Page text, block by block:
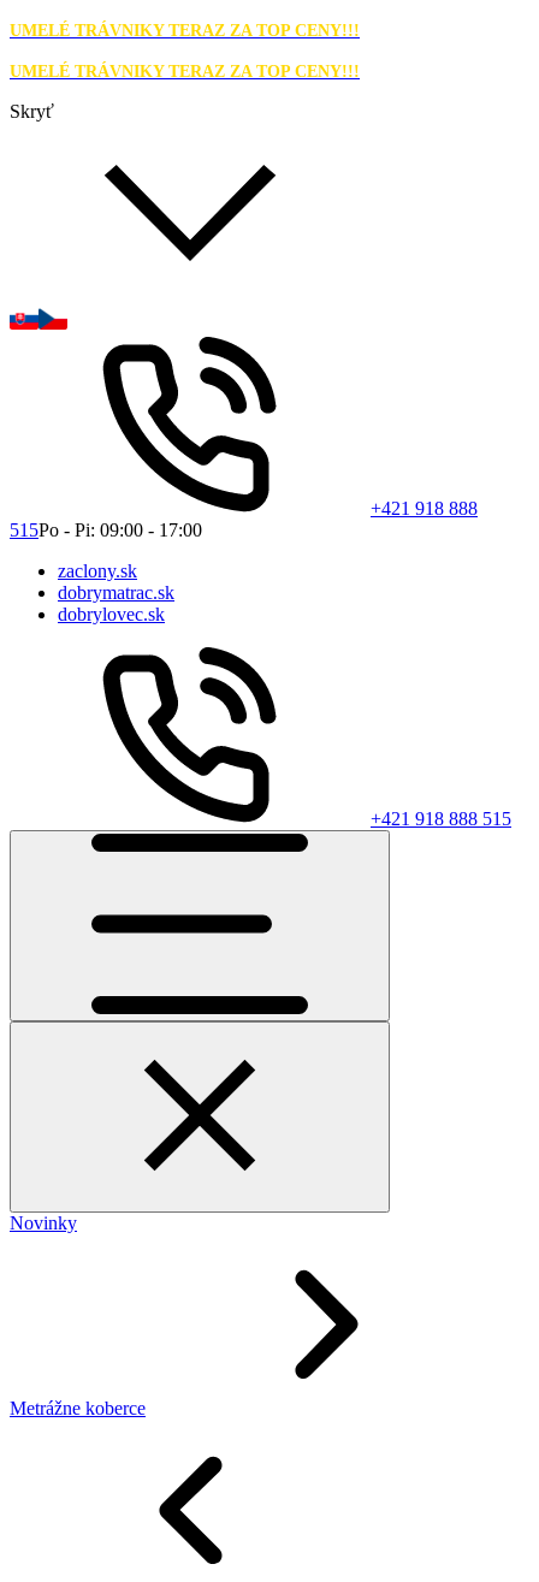
UMELÉ TRÁVNIKY TERAZ ZA TOP CENY!!!
UMELÉ TRÁVNIKY TERAZ ZA TOP CENY!!!
Skryť
+421 918 888
515Po - Pi: 09:00 - 17:00
zaclony.sk
dobrymatrac.sk
dobrylovec.sk
+421 918 888 515
Novinky
Metrážne koberce